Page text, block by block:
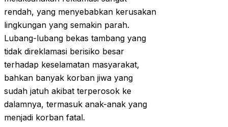
rendah, yang menyebabkan kerusakan
lingkungan yang semakin parah.
Lubang-lubang bekas tambang yang
tidak direklamasi berisiko besar
terhadap keselamatan masyarakat,
bahkan banyak korban jiwa yang
sudah jatuh akibat terperosok ke
dalamnya, termasuk anak-anak yang
menjadi korban fatal.